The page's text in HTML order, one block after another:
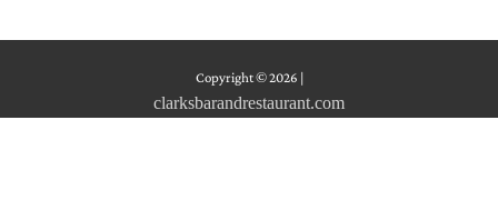
Copyright © 2026 |
clarksbarandrestaurant.com